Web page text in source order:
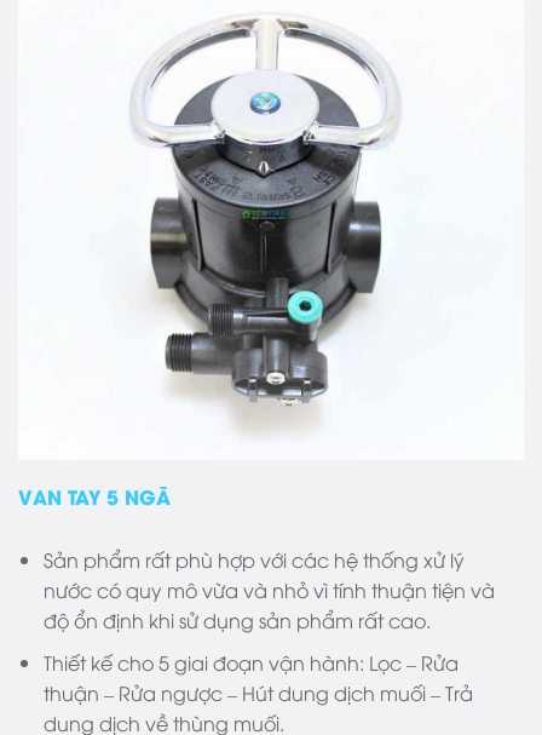
VAN TAY 5 NGÃ
Sản phẩm rất phù hợp với các hệ thống xử lý
nước có quy mô vừa và nhỏ vì tính thuận tiện và
độ ổn định khi sử dụng sản phẩm rất cao.
Thiết kế cho 5 giai đoạn vận hành: Lọc – Rửa
thuận – Rửa ngược – Hút dung dịch muối – Trả
dung dịch về thùng muối.